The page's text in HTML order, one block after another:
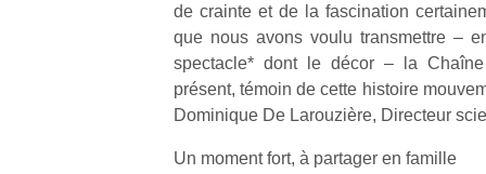
de crainte et de la fascination
que nous avons voulu transmettre –
spectacle* dont le décor – la
présent, témoin de cette histoire
Dominique De Larouzière, Directeur
Un moment fort, à partager en famille